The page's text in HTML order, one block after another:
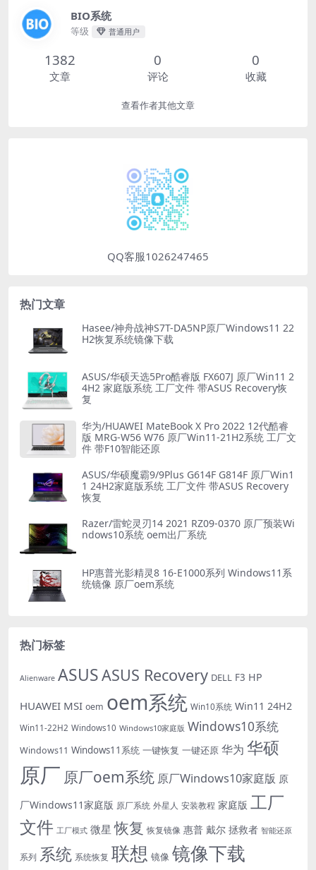
BIO系统
等级 普通用户
1382
文章
0
评论
0
收藏
查看作者其他文章
QQ客服1026247465
热门文章
Hasee/神舟战神S7T-DA5NP原厂Windows11 22
H2恢复系统镜像下载
ASUS/华硕天选5Pro酷睿版 FX607J 原厂Win11 2
4H2 家庭版系统 工厂文件 带ASUS Recovery恢
复
华为/HUAWEI MateBook X Pro 2022 12代酷睿
版 MRG-W56 W76 原厂Win11-21H2系统 工厂文
件 带F10智能还原
ASUS/华硕魔霸9/9Plus G614F G814F 原厂Win1
1 24H2家庭版系统 工厂文件 带ASUS Recovery
恢复
Razer/雷蛇灵刃14 2021 RZ09-0370 原厂预装Wi
ndows10系统 oem出厂系统
HP惠普光影精灵8 16-E1000系列 Windows11系
统镜像 原厂oem系统
热门标签
Alienware ASUSASUS Recovery DELL F3 HP
HUAWEI MSI oem oem系统 Win10系统 Win11 24H2
Win11-22H2 Windows10 Windows10家庭版 Windows10系统
Windows11 Windows11系统 一键恢复 一键还原 华为 华硕
原厂 原厂oem系统 原厂Windows10家庭版 原
厂Windows11家庭版 原厂系统 外星人 安装教程 家庭版 工厂
文件 工厂模式 微星 恢复 恢复镜像 惠普 戴尔 拯救者 智能还原
系列 系统 系统恢复 联想 镜像 镜像下载